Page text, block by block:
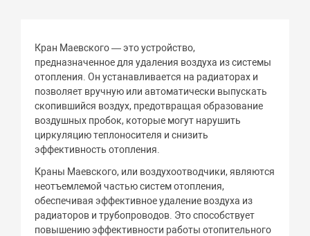
Кран Маевского — это устройство,
предназначенное для удаления воздуха из системы
отопления. Он устанавливается на радиаторах и
позволяет вручную или автоматически выпускать
скопившийся воздух, предотвращая образование
воздушных пробок, которые могут нарушить
циркуляцию теплоносителя и снизить
эффективность отопления.
Краны Маевского, или воздухоотводчики, являются
неотъемлемой частью систем отопления,
обеспечивая эффективное удаление воздуха из
радиаторов и трубопроводов. Это способствует
повышению эффективности работы отопительного